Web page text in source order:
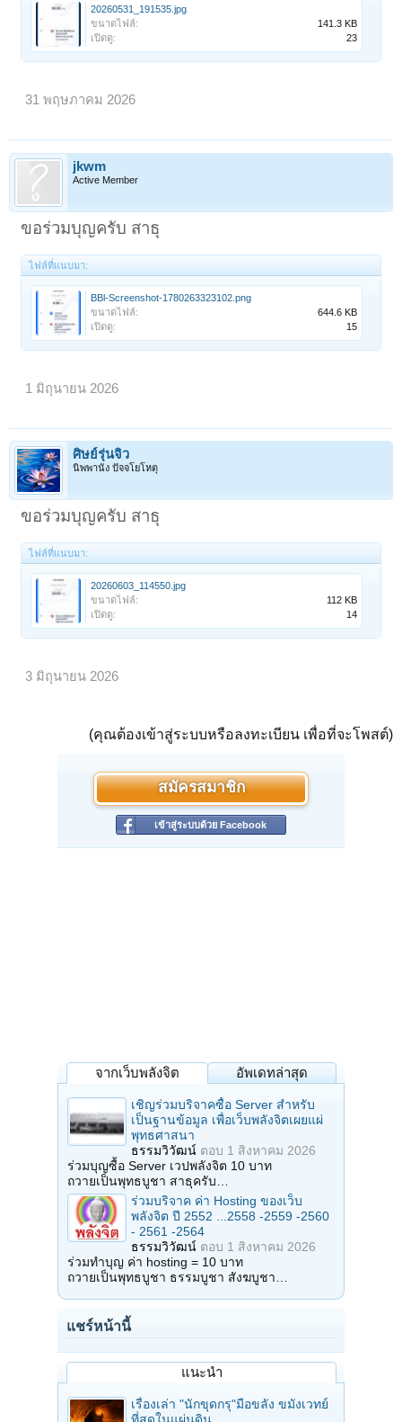
20260531_191535.jpg
ขนาดไฟล์:
141.3 KB
เปิดดู:
23
31 พฤษภาคม 2026
jkwm
Active Member
ขอร่วมบุญครับ สาธุ
ไฟล์ที่แนบมา:
BBl-Screenshot-1780263323102.png
ขนาดไฟล์:
644.6 KB
เปิดดู:
15
1 มิถุนายน 2026
ศิษย์รุ่นจิ๋ว
นิพพานัง ปัจจโยโหตุ
ขอร่วมบุญครับ สาธุ
ไฟล์ที่แนบมา:
20260603_114550.jpg
ขนาดไฟล์:
112 KB
เปิดดู:
14
3 มิถุนายน 2026
(คุณต้องเข้าสู่ระบบหรือลงทะเบียน เพื่อที่จะโพสต์)
สมัครสมาชิก
เข้าสู่ระบบด้วย Facebook
จากเว็บพลังจิต อัพเดทล่าสุด
เชิญร่วมบริจาคซื้อ Server สำหรับ
เป็นฐานข้อมูล เพื่อเว็บพลังจิตเผยแผ่
พุทธศาสนา
ธรรมวิวัฒน์ ตอบ 1 สิงหาคม 2026
ร่วมบุญซื้อ Server เวปพลังจิต 10 บาท
ถวายเป็นพุทธบูชา สาธุครับ…
ร่วมบริจาค ค่า Hosting ของเว็บ
พลังจิต ปี 2552 ...2558 -2559 -2560
- 2561 -2564
ธรรมวิวัฒน์ ตอบ 1 สิงหาคม 2026
ร่วมทำบุญ ค่า hosting = 10 บาท
ถวายเป็นพุทธบูชา ธรรมบูชา สังฆบูชา…
แชร์หน้านี้
แนะนำ
เรื่องเล่า "นักขุดกรุ"มือขลัง ขมังเวทย์